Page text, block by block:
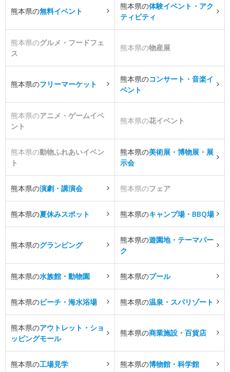
熊本県の無料イベント
熊本県の体験イベント・アク
ティビティ
熊本県のグルメ・フードフェ
ス
熊本県の物産展
熊本県のフリーマーケット
熊本県のコンサート・音楽イ
ベント
熊本県のアニメ・ゲームイベ
ント
熊本県の花イベント
熊本県の動物ふれあいイベン
ト
熊本県の美術展・博物展・展
示会
熊本県の演劇・講演会 熊本県のフェア
熊本県の夏休みスポット 熊本県のキャンプ場・BBQ場
熊本県のグランピング
熊本県の遊園地・テーマパー
ク
熊本県の水族館・動物園 熊本県のプール
熊本県のビーチ・海水浴場 熊本県の温泉・スパリゾート
熊本県のアウトレット・ショ
ッピングモール
熊本県の商業施設・百貨店
熊本県の工場見学 熊本県の博物館・科学館